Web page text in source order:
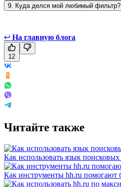
9. Куда делся мой любимый фильтр?
↩ На главную блога
12
Читайте также
Как использовать язык
Как инструменты hh.ru помогают